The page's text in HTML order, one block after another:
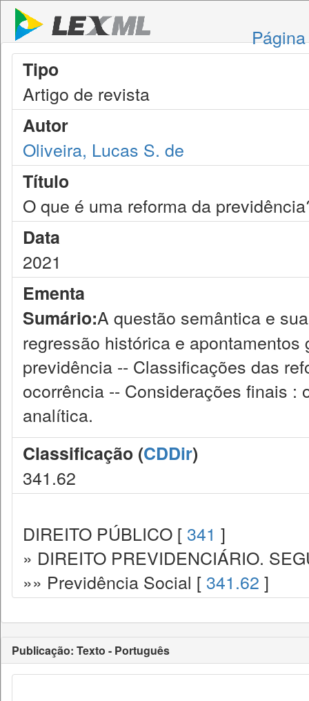
Tipo
Artigo de revista
Autor
Oliveira, Lucas S. de
Título
O que é uma reforma da
Data
2021
Ementa
Sumário:A questão semântica e
regressão histórica e
previdência -- Classificações das
ocorrência -- Considerações finais :
analítica.
Classificação (CDDir)
341.62
DIREITO PÚBLICO [ 341 ]
» DIREITO PREVIDENCIÁRIO.
»» Previdência Social [ 341.62 ]
Publicação: Texto - Português